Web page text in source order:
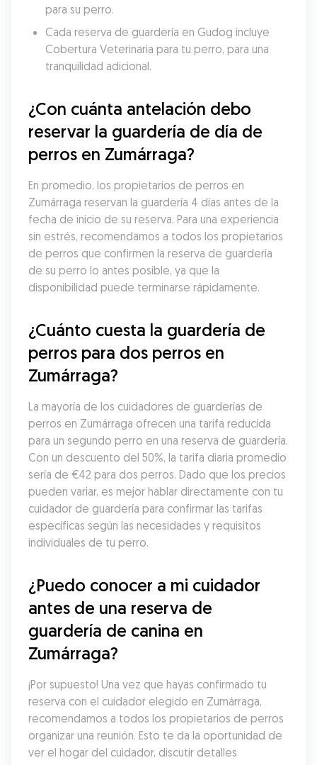
para su perro.
Cada reserva de guardería en Gudog incluye
Cobertura Veterinaria para tu perro, para una
tranquilidad adicional.
¿Con cuánta antelación debo
reservar la guardería de día de
perros en Zumárraga?
En promedio, los propietarios de perros en
Zumárraga reservan la guardería 4 días antes de la
fecha de inicio de su reserva. Para una experiencia
sin estrés, recomendamos a todos los propietarios
de perros que confirmen la reserva de guardería
de su perro lo antes posible, ya que la
disponibilidad puede terminarse rápidamente.
¿Cuánto cuesta la guardería de
perros para dos perros en
Zumárraga?
La mayoría de los cuidadores de guarderías de
perros en Zumárraga ofrecen una tarifa reducida
para un segundo perro en una reserva de guardería.
Con un descuento del 50%, la tarifa diaria promedio
sería de €42 para dos perros. Dado que los precios
pueden variar, es mejor hablar directamente con tu
cuidador de guardería para confirmar las tarifas
específicas según las necesidades y requisitos
individuales de tu perro.
¿Puedo conocer a mi cuidador
antes de una reserva de
guardería de canina en
Zumárraga?
¡Por supuesto! Una vez que hayas confirmado tu
reserva con el cuidador elegido en Zumárraga,
recomendamos a todos los propietarios de perros
organizar una reunión. Esto te da la oportunidad de
ver el hogar del cuidador, discutir detalles